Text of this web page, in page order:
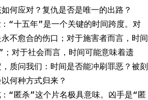
何应对？复仇是否是唯一的出路？
：“十五年”是一个关键的时间跨度。对
不愈合的伤口；对于施害者而言，时间
对于社会而言，时间可能意味着遗
质问我们：时间是否能冲刷罪恶？被刻
何种方式归来？
：“匿杀”这个片名极具意味。凶手是“匿